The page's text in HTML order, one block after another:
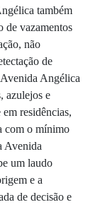
também
de vazamentos
não
de
Angélica
azulejos e
residências,
com o mínimo
Avenida
um laudo
e a
de decisão e